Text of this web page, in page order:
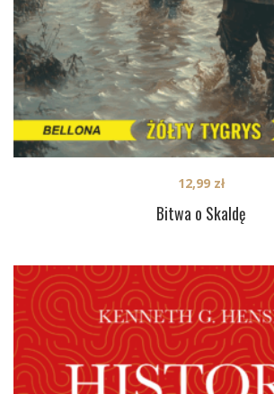
Bitwa o Skaldę
12,99 zł